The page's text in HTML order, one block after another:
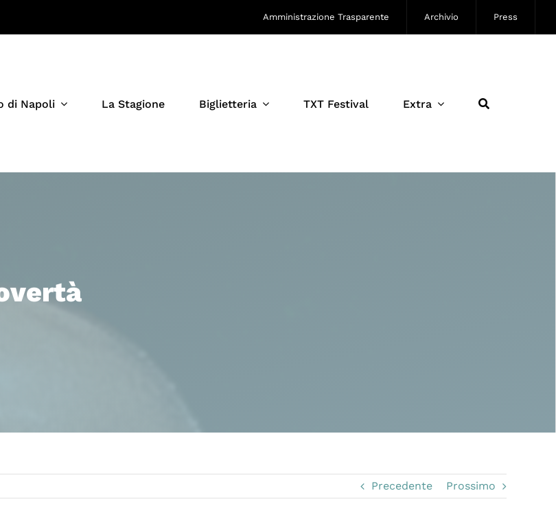
Amministrazione Trasparente Archivio Press
di Napoli La Stagione Biglietteria TXT Festival Extra
Precedente Prossimo